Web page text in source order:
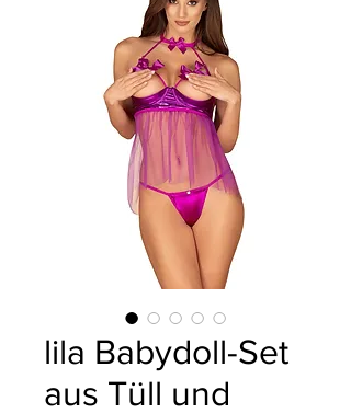
lila Babydoll-Set
aus Tüll und